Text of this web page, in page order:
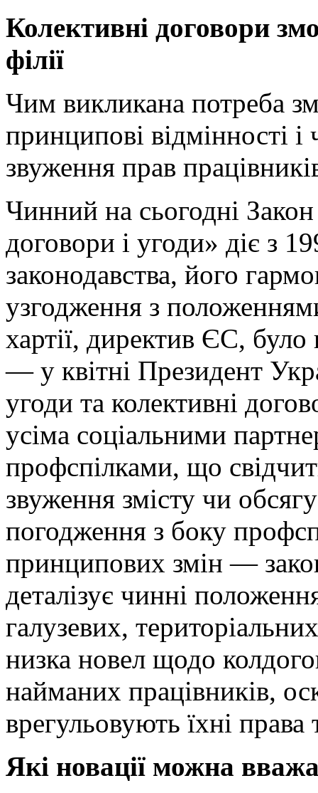
Колективні договори
філії
Чим викликана потреба
принципові відмінності
звуження прав
Чинний на сьогодні
договори і угоди» діє з
законодавства, його
узгодження з
хартії, директив ЄС,
— у квітні Президент
угоди та колективні
усіма соціальними
профспілками, що
звуження змісту чи
погодження з боку
принципових змін —
деталізує чинні
галузевих,
низка новел щодо
найманих працівників,
врегульовують їхні права
Які новації можна